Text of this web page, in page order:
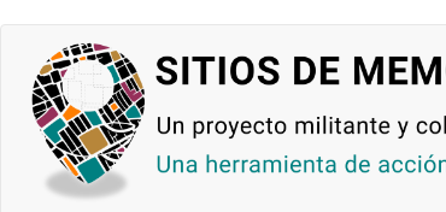
contenido
principal
Main
navigation